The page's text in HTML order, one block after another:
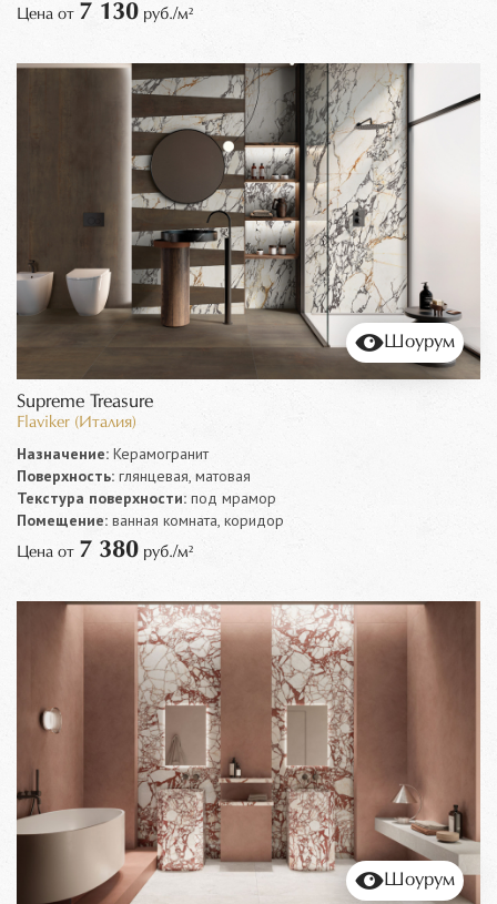
Цена от 7 130 руб./м²
Шоурум
Supreme Treasure
Flaviker (Италия)
Назначение: Керамогранит
Поверхность: глянцевая, матовая
Текстура поверхности: под мрамор
Помещение: ванная комната, коридор
Цена от 7 380 руб./м²
Шоурум